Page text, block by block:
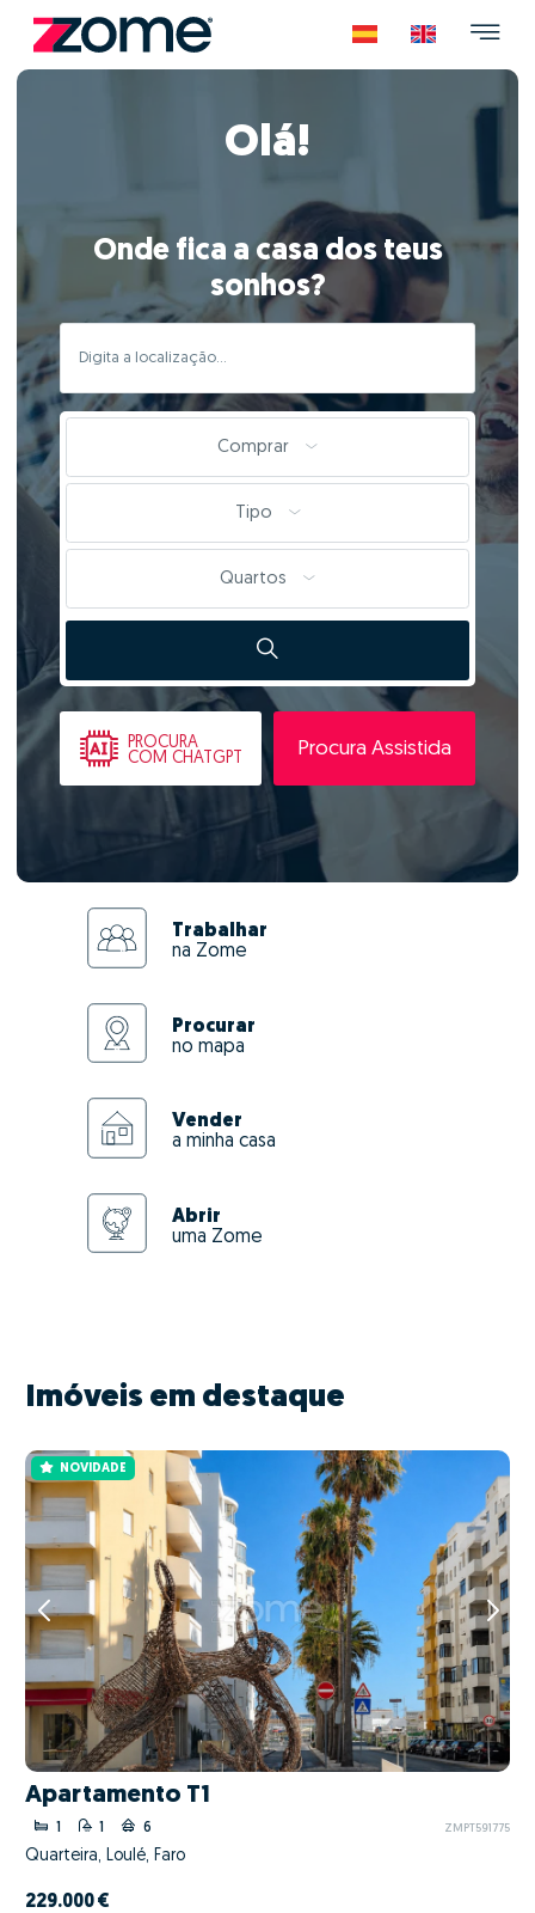
Olá!
Onde fica a casa dos teus
sonhos?
Comprar
Tipo
Quartos
PROCURA
COM CHATGPT
Procura Assistida
Trabalhar
na Zome
Procurar
no mapa
Vender
a minha casa
Abrir
uma Zome
Imóveis em destaque
NOVIDADE
Apartamento T1
1 1 6 ZMPT591775
Quarteira, Loulé, Faro
229.000 €